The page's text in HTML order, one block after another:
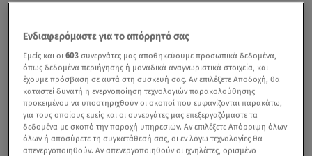
Σαν σήμεραστις 26 Σεπτεμβρίου του 1966, γ εννήθηκε ο
τραγουδιστής, συνθέτης, στιχουργός και
παραγωγός, Χρήστος Δάντης, ο οποίος έχει σημειώσει
τεράστια καριέρα και επιτυχία στον χώρο του
μουσικού πεννταγράμμου.
Ενδιαφερόμαστε για το απόρρητό σας
Εμείς και οι603 συνεργάτες μας αποθηκεύουμε προσωπικά δεδομένα,
όπως δεδομένα περιήγησης ή μοναδικά αναγνωριστικά στοιχεία, και
έχουμε πρόσβαση σε αυτά στη συσκευή σας. Αν επιλέξετε Αποδοχή, θα
καταστεί δυνατή η ενεργοποίηση τεχνολογιών παρακολούθησης
προκειμένου να υποστηριχθούν οι σκοποί που εμφανίζονται παρακάτω,
για τους οποίους εμείς και οι συνεργάτες μας επεξεργαζόμαστε τα
δεδομένα με σκοπό την παροχή υπηρεσιών. Αν επιλέξετε Απόρριψη όλων
όλων ή αποσύρετε τη συγκατάθεσή σας, οι εν λόγω τεχνολογίες θα
απενεργοποιηθούν. Αν απενεργοποιηθούν οι ιχνηλάτες, ορισμένο